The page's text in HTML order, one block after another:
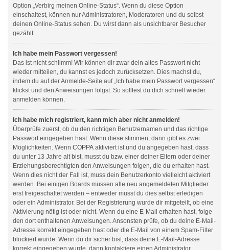
Option „Verbirg meinen Online-Status“. Wenn du diese Option
einschaltest, können nur Administratoren, Moderatoren und du selbst
deinen Online-Status sehen. Du wirst dann als unsichtbarer Besucher
gezählt.
Ich habe mein Passwort vergessen!
Das ist nicht schlimm! Wir können dir zwar dein altes Passwort nicht
wieder mitteilen, du kannst es jedoch zurücksetzen. Dies machst du,
indem du auf der Anmelde-Seite auf „Ich habe mein Passwort vergessen“
klickst und den Anweisungen folgst. So solltest du dich schnell wieder
anmelden können.
Ich habe mich registriert, kann mich aber nicht anmelden!
Überprüfe zuerst, ob du den richtigen Benutzernamen und das richtige
Passwort eingegeben hast. Wenn diese stimmen, dann gibt es zwei
Möglichkeiten. Wenn COPPA aktiviert ist und du angegeben hast, dass
du unter 13 Jahre alt bist, musst du bzw. einer deiner Eltern oder deiner
Erziehungsberechtigten den Anweisungen folgen, die du erhalten hast.
Wenn dies nicht der Fall ist, muss dein Benutzerkonto vielleicht aktiviert
werden. Bei einigen Boards müssen alle neu angemeldeten Mitglieder
erst freigeschaltet werden – entweder musst du dies selbst erledigen
oder ein Administrator. Bei der Registrierung wurde dir mitgeteilt, ob eine
Aktivierung nötig ist oder nicht. Wenn du eine E-Mail erhalten hast, folge
den dort enthaltenen Anweisungen. Ansonsten prüfe, ob du deine E-Mail-
Adresse korrekt eingegeben hast oder die E-Mail von einem Spam-Filter
blockiert wurde. Wenn du dir sicher bist, dass deine E-Mail-Adresse
korrekt eingegeben wurde, dann kontaktiere einen Administrator.